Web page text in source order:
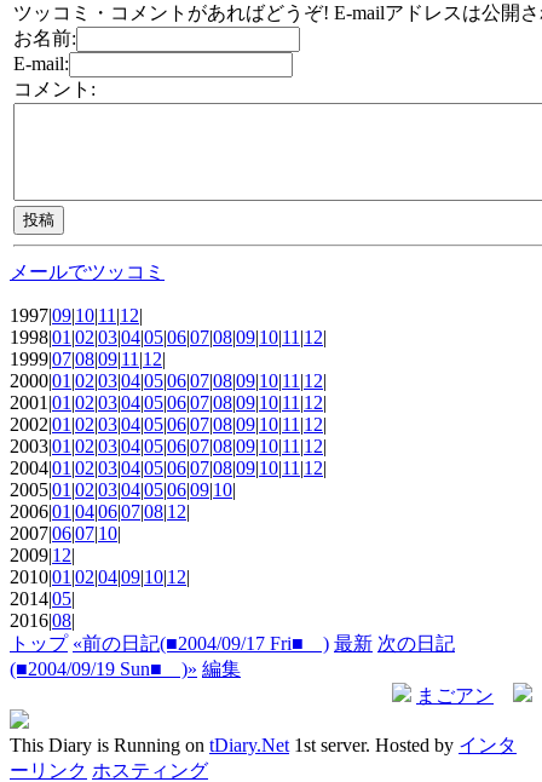
ツッコミ・コメントがあればどうぞ! E-mailアドレスは公開
お名前:
E-mail:
コメント:
メールでツッコミ
1997|09|10|11 |12|
1998|01 |02|03|04|05|06|07|08|09|10|11 |12|
1999|07|08|09|11 |12|
2000|01 |02|03|04|05|06|07|08|09|10|11 |12|
2001|01 |02|03|04|05|06|07|08|09|10|11 |12|
2002|01 |02|03|04|05|06|07|08|09|10|11 |12|
2003|01 |02|03|04|05|06|07|08|09|10|11 |12|
2004|01 |02|03|04|05|06|07|08|09|10|11 |12|
2005|01 |02|03|04|05|06|09|10|
2006|01 |04|06|07|08|12|
2007|06|07|10|
2009|12|
2010|01 |02|04|09|10|12|
2014|05|
2016|08|
トップ «前の日記(■2004/09/17 Fri■ ) 最新 次の日記
(■2004/09/19 Sun■ )» 編集
まごアン
This Diary is Running on tDiary.Net 1st server. Hosted by インタ
ーリンク ホスティング